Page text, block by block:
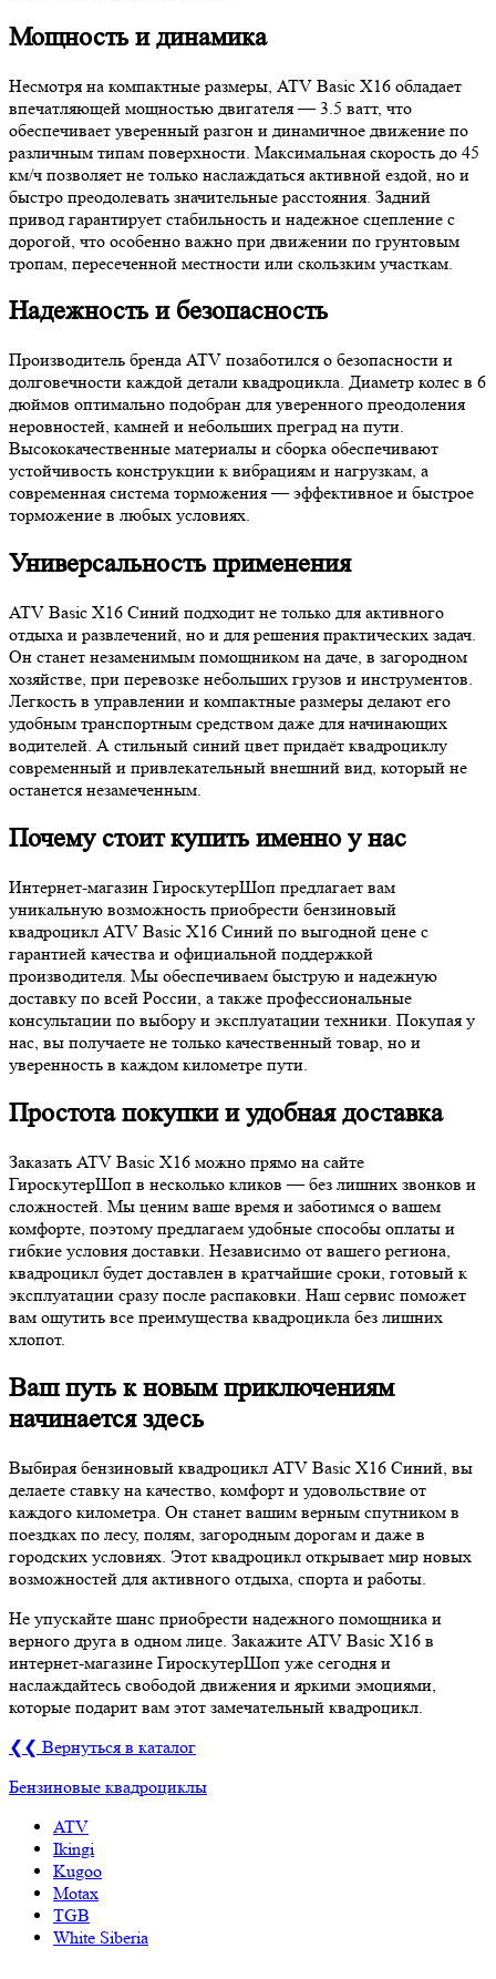
Мощность и динамика
Несмотря на компактные размеры, ATV Basic X16 обладает
впечатляющей мощностью двигателя — 3.5 ватт, что
обеспечивает уверенный разгон и динамичное движение по
различным типам поверхности. Максимальная скорость до 45
км/ч позволяет не только наслаждаться активной ездой, но и
быстро преодолевать значительные расстояния. Задний
привод гарантирует стабильность и надежное сцепление с
дорогой, что особенно важно при движении по грунтовым
тропам, пересеченной местности или скользким участкам.
Надежность и безопасность
Производитель бренда ATV позаботился о безопасности и
долговечности каждой детали квадроцикла. Диаметр колес в 6
дюймов оптимально подобран для уверенного преодоления
неровностей, камней и небольших преград на пути.
Высококачественные материалы и сборка обеспечивают
устойчивость конструкции к вибрациям и нагрузкам, а
современная система торможения — эффективное и быстрое
торможение в любых условиях.
Универсальность применения
ATV Basic X16 Синий подходит не только для активного
отдыха и развлечений, но и для решения практических задач.
Он станет незаменимым помощником на даче, в загородном
хозяйстве, при перевозке небольших грузов и инструментов.
Легкость в управлении и компактные размеры делают его
удобным транспортным средством даже для начинающих
водителей. А стильный синий цвет придаёт квадроциклу
современный и привлекательный внешний вид, который не
останется незамеченным.
Почему стоит купить именно у нас
Интернет-магазин ГироскутерШоп предлагает вам
уникальную возможность приобрести бензиновый
квадроцикл ATV Basic X16 Синий по выгодной цене с
гарантией качества и официальной поддержкой
производителя. Мы обеспечиваем быструю и надежную
доставку по всей России, а также профессиональные
консультации по выбору и эксплуатации техники. Покупая у
нас, вы получаете не только качественный товар, но и
уверенность в каждом километре пути.
Простота покупки и удобная доставка
Заказать ATV Basic X16 можно прямо на сайте
ГироскутерШоп в несколько кликов — без лишних звонков и
сложностей. Мы ценим ваше время и заботимся о вашем
комфорте, поэтому предлагаем удобные способы оплаты и
гибкие условия доставки. Независимо от вашего региона,
квадроцикл будет доставлен в кратчайшие сроки, готовый к
эксплуатации сразу после распаковки. Наш сервис поможет
вам ощутить все преимущества квадроцикла без лишних
хлопот.
Ваш путь к новым приключениям
начинается здесь
Выбирая бензиновый квадроцикл ATV Basic X16 Синий, вы
делаете ставку на качество, комфорт и удовольствие от
каждого километра. Он станет вашим верным спутником в
поездках по лесу, полям, загородным дорогам и даже в
городских условиях. Этот квадроцикл открывает мир новых
возможностей для активного отдыха, спорта и работы.
Не упускайте шанс приобрести надежного помощника и
верного друга в одном лице. Закажите ATV Basic X16 в
интернет-магазине ГироскутерШоп уже сегодня и
наслаждайтесь свободой движения и яркими эмоциями,
которые подарит вам этот замечательный квадроцикл.
❮❮ Вернуться в каталог
Бензиновые квадроциклы
ATV
Ikingi
Kugoo
Motax
TGB
White Siberia